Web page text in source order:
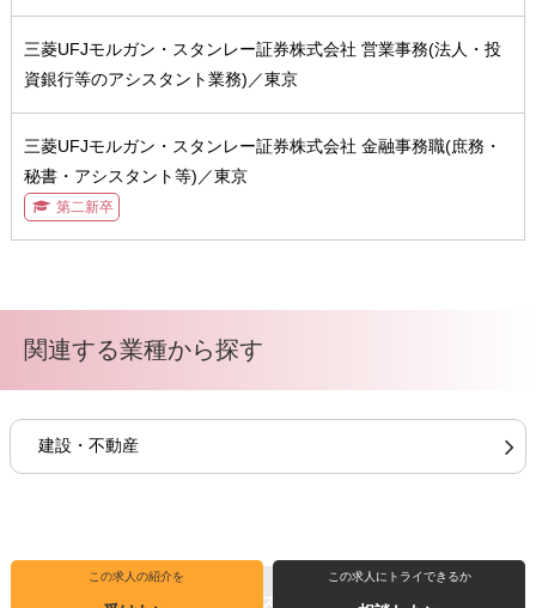
この求人の紹介を この求人にトライできるか
三菱UFJモルガン・スタンレー証券株式会社 営業事務(法人・投
資銀行等のアシスタント業務)／東京
三菱UFJモルガン・スタンレー証券株式会社 金融事務職(庶務・
秘書・アシスタント等)／東京
第二新卒
関連する業種から探す
建設・不動産
転職支援サービスの詳細 はこちら